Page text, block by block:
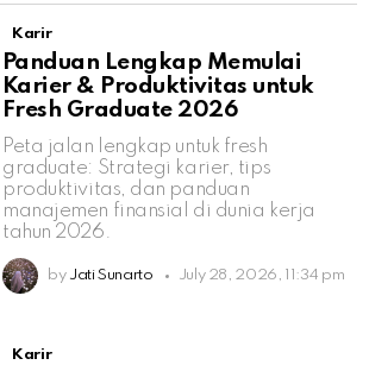
Karir
Panduan Lengkap Memulai
Karier & Produktivitas untuk
Fresh Graduate 2026
Peta jalan lengkap untuk fresh
graduate: Strategi karier, tips
produktivitas, dan panduan
manajemen finansial di dunia kerja
tahun 2026.
by Jati Sunarto July 28, 2026, 11:34 pm
Karir